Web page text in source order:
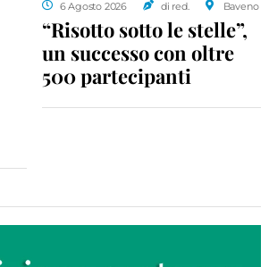
6 Agosto 2026 di red. Baveno
“Risotto sotto le stelle”,
un successo con oltre
500 partecipanti